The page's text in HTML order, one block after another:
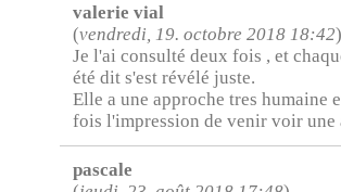
valerie vial
(vendredi, 19. octobre 2018 18:42)
Je l'ai consulté deux fois , et
été dit s'est révélé juste.
Elle a une approche tres humaine
fois l'impression de venir voir une
pascale